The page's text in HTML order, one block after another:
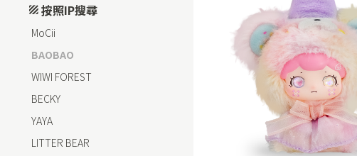
按照IP搜尋
MoCii
BAOBAO
WIWI FOREST
BECKY
YAYA
LITTER BEAR